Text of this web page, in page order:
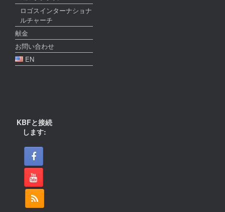
ロゴスインターナショナ
ルチャーチ
献金
お問い合わせ
EN
KBFと接続
します: